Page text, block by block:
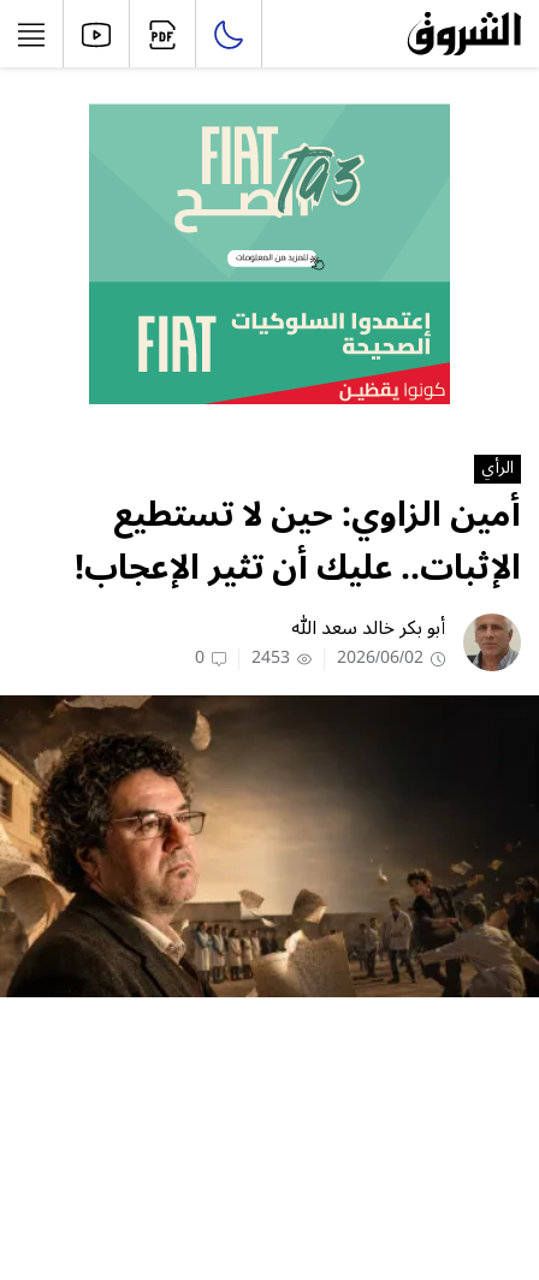
الرأي
أمين الزاوي: حين لا تستطيع
الإثبات.. عليك أن تثير الإعجاب!
أبو بكر خالد سعد الله
2026/06/02
2453
0